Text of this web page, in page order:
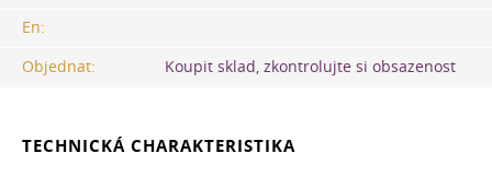
En:
Objednat:
Koupit sklad, zkontrolujte si obsazenost
TECHNICKÁ CHARAKTERISTIKA